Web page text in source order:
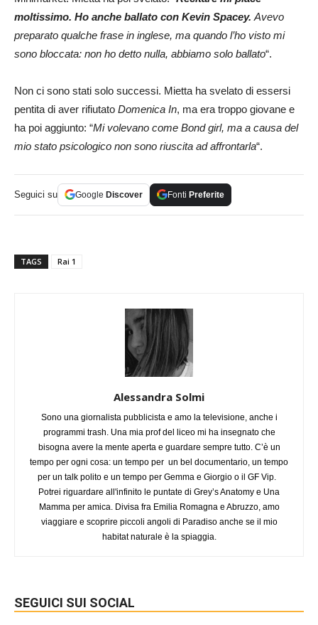
moltissimo. Ho anche ballato con Kevin Spacey. Avevo
preparato qualche frase in inglese, ma quando l’ho visto mi
sono bloccata: non ho detto nulla, abbiamo solo ballato“.
Non ci sono stati solo successi. Mietta ha svelato di essersi
pentita di aver rifiutato Domenica In, ma era troppo giovane e
ha poi aggiunto: “Mi volevano come Bond girl, ma a causa del
mio stato psicologico non sono riuscita ad affrontarla“.
Seguici su Google Discover Fonti Preferite
TAGS Rai 1
Alessandra Solmi
Sono una giornalista pubblicista e amo la televisione, anche i
programmi trash. Una mia prof del liceo mi ha insegnato che
bisogna avere la mente aperta e guardare sempre tutto. C’è un
tempo per ogni cosa: un tempo per un bel documentario, un tempo
per un talk polito e un tempo per Gemma e Giorgio o il GF Vip.
Potrei riguardare all'infinito le puntate di Grey’s Anatomy e Una
Mamma per amica. Divisa fra Emilia Romagna e Abruzzo, amo
viaggiare e scoprire piccoli angoli di Paradiso anche se il mio
habitat naturale è la spiaggia.
SEGUICI SUI SOCIAL